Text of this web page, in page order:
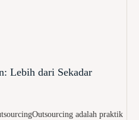
Lebih dari Sekadar
adalah praktik